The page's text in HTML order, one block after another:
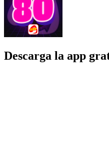
Descarga la app